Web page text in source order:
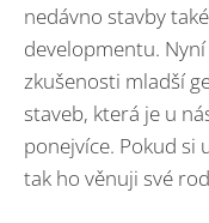
nedávno stavby
developmentu.
zkušenosti mladší
staveb, která je u
ponejvíce. Pokud si
tak ho věnuji své